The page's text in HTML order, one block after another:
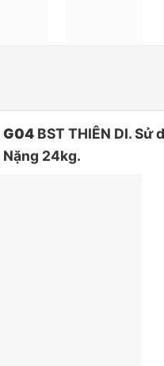
G04 BST THIÊN DI.
24kg.